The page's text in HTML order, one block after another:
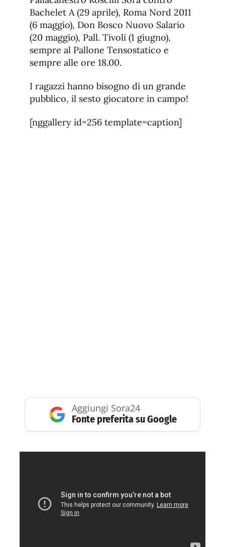
Bachelet A (29 aprile), Roma Nord 2011
(6 maggio), Don Bosco Nuovo Salario
(20 maggio), Pall. Tivoli (1 giugno),
sempre al Pallone Tensostatico e
sempre alle ore 18.00.
I ragazzi hanno bisogno di un grande
pubblico, il sesto giocatore in campo!
[nggallery id=256 template=caption]
Aggiungi Sora24
Fonte preferita su Google